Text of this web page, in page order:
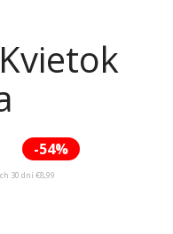
-54%
30 dní €8,99